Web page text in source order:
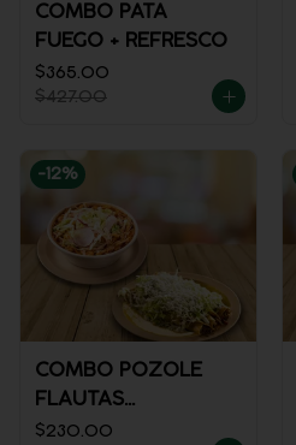
COMBO PATA
FUEGO + REFRESCO
$365.00
$427.00
-12%
COMBO POZOLE
FLAUTAS
AHOGADAS
$230.00